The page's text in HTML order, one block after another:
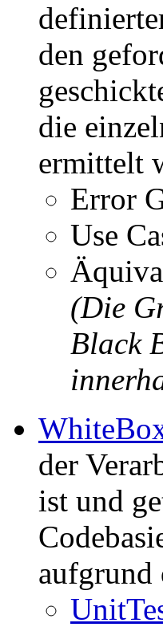
den
die
ermittelt
Error
Use
(Die
Black
der
ist und
aufgrund